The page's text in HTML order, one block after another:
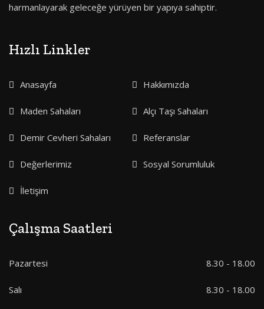
harmanlayarak geleceğe yürüyen bir yapıya sahiptir.
Hızlı Linkler
Anasayfa Hakkımızda
Maden Sahaları Alçı Taşı Sahaları
Demir Cevheri Sahaları Referanslar
Değerlerimiz Sosyal Sorumluluk
İletişim
Çalışma Saatleri
Pazartesi 8.30 - 18.00
Salı 8.30 - 18.00